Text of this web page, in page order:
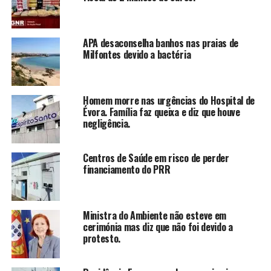
APA desaconselha banhos nas praias de
Milfontes devido a bactéria
Homem morre nas urgências do Hospital de
Évora. Família faz queixa e diz que houve
negligência.
Centros de Saúde em risco de perder
financiamento do PRR
Ministra do Ambiente não esteve em
cerimónia mas diz que não foi devido a
protesto.